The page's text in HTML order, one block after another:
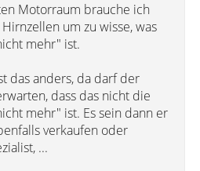
Motorraum brauche ich
um zu wisse, was
mehr" ist.
das anders, da darf der
dass das nicht die
mehr" ist. Es sein dann er
verkaufen oder
...